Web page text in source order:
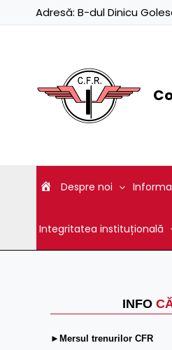
Adresă: B-dul Dinicu
Despre noi
Integritatea instituțională
INFO
►Mersul trenurilor CFR